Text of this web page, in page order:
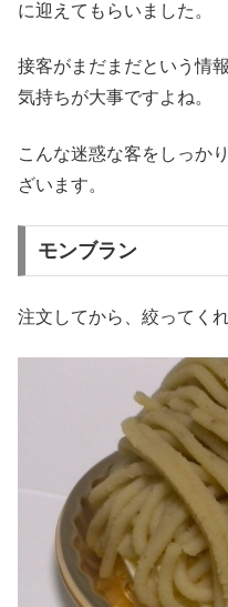
に迎えてもらいました。
接客がまだまだという情
気持ちが大事ですよね。
こんな迷惑な客をしっか
ざいます。
モンブラン
注文してから、絞ってく